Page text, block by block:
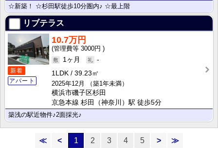
☆新築！ ☆杉田駅徒歩10分圏内♪ ☆最上階
リブテラス
新着
アパート
10.7万円
3000円
1ヶ月
-
1LDK
39.23㎡
2025年12月
（築1年未満）
横浜市磯子区杉田
京急本線 杉田（神奈川）駅 徒歩5分
築浅の駅近物件♪2面採光♪
≪ < 1 2 3 4 5 > ≫